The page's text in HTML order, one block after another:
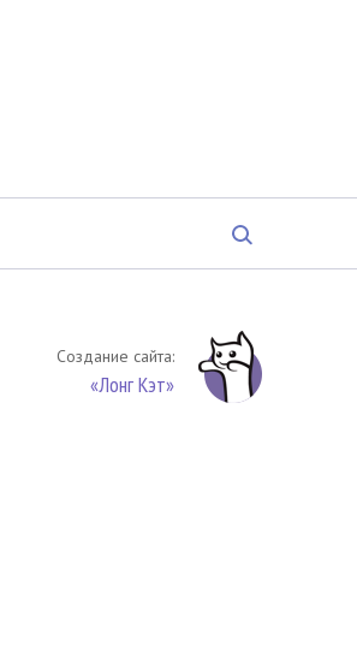
Создание сайта:
«Лонг Кэт»